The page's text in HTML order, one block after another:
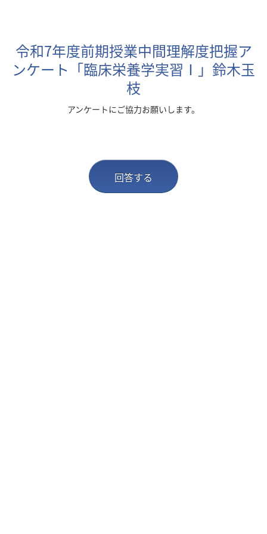
令和7年度前期授業中間理解度把握ア
ンケート「臨床栄養学実習Ⅰ」鈴木玉
枝
アンケートにご協力お願いします。
回答する